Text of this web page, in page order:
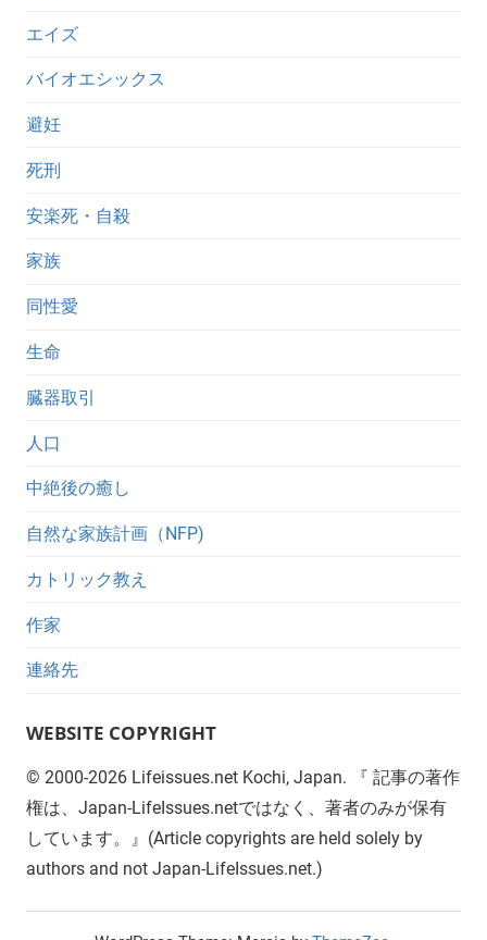
エイズ
バイオエシックス
避妊
死刑
安楽死・自殺
家族
同性愛
生命
臓器取引
人口
中絶後の癒し
自然な家族計画（NFP)
カトリック教え
作家
連絡先
WEBSITE COPYRIGHT
© 2000-2026 Lifeissues.net Kochi, Japan. 『 記事の著作
権は、Japan-LifeIssues.netではなく、著者のみが保有
しています。』(Article copyrights are held solely by
authors and not Japan-LifeIssues.net.)